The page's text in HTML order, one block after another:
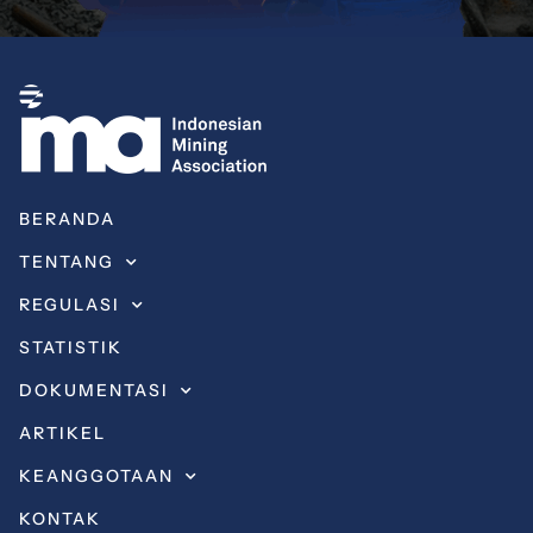
BERANDA
TENTANG
REGULASI
STATISTIK
DOKUMENTASI
ARTIKEL
KEANGGOTAAN
KONTAK